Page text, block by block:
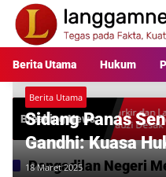
Langsung
konten
Berita Utama Hukum
Breaking NewsParkir dan Lampu Jalan
Fauzi Desak Pemkot
Pembenahan
Pengadilan Negeri
Berita Utama
Sidang Panas
Gandhi: Kuasa
Tegas,
18 Maret 2025